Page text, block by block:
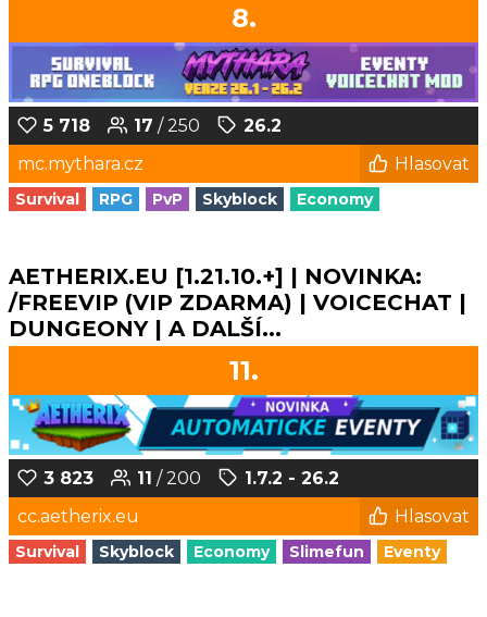
8.
5 718 17 / 250
26.2
mc.mythara.cz
Hlasovat
Survival RPG PvP Skyblock Economy
AETHERIX.EU [1.21.10.+] | NOVINKA:
/FREEVIP (VIP ZDARMA) | VOICECHAT |
DUNGEONY | A DALŠÍ...
11.
3 823 11 / 200
1.7.2 - 26.2
cc.aetherix.eu
Hlasovat
Survival Skyblock Economy Slimefun Eventy